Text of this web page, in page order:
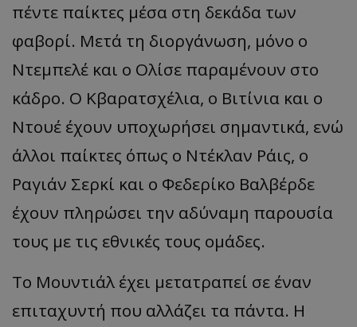
πέντε παίκτες μέσα στη δεκάδα των
φαβορί. Μετά τη διοργάνωση, μόνο ο
Ντεμπελέ και ο Ολίσε παραμένουν στο
κάδρο. Ο Κβαρατσχέλια, ο Βιτίνια και ο
Ντουέ έχουν υποχωρήσει σημαντικά, ενώ
άλλοι παίκτες όπως ο Ντέκλαν Ράις, ο
Ραγιάν Σερκί και ο Φεδερίκο Βαλβέρδε
έχουν πληρώσει την αδύναμη παρουσία
τους με τις εθνικές τους ομάδες.
Το Μουντιάλ έχει μετατραπεί σε έναν
επιταχυντή που αλλάζει τα πάντα. Η